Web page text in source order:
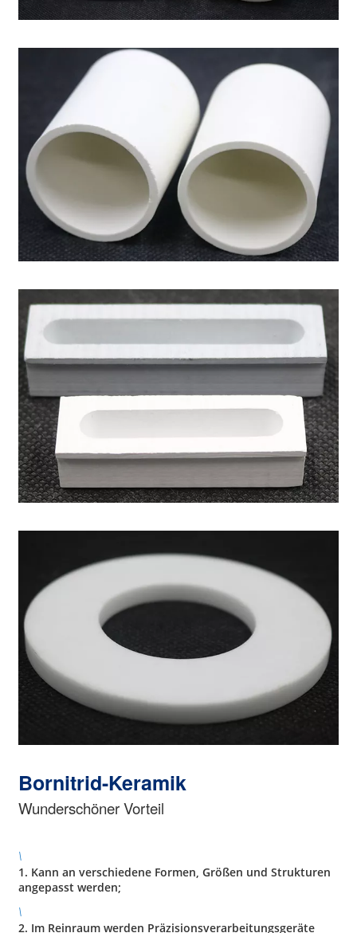
Bornitrid-Keramik
Wunderschöner Vorteil
\
1. Kann an verschiedene Formen, Größen und Strukturen
angepasst werden;
\
2. Im Reinraum werden Präzisionsverarbeitungsgeräte